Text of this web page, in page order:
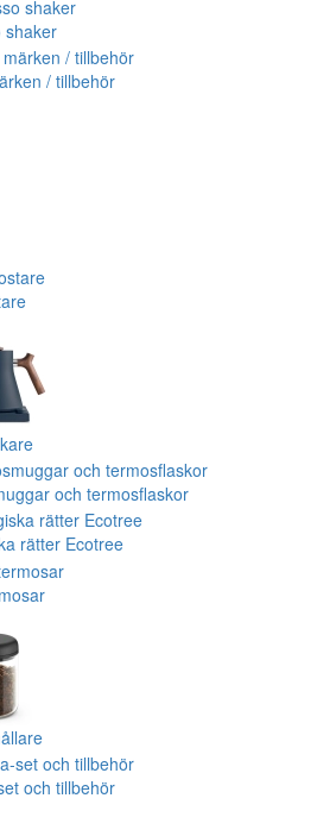
shaker
/ tillbehör
och termosflaskor
rätter Ecotree
och tillbehör